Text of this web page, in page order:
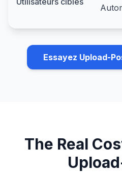
Essayez Upload-
The Real